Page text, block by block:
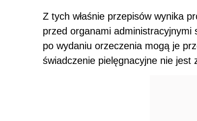
Z tych właśnie przepisów wynika
przed organami
po wydaniu orzeczenia mogą je
świadczenie pielęgnacyjne nie jest